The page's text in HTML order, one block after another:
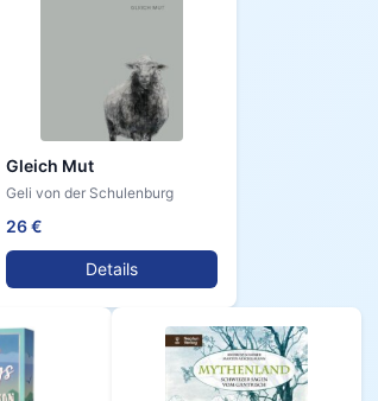
Gleich Mut
Geli von der Schulenburg
26 €
Details